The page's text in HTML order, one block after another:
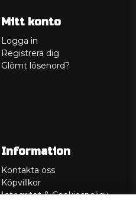
Mitt konto
Logga in
Registrera dig
Glömt lösenord?
Information
Kontakta oss
Köpvillkor
Integritet & Cookiespolicy